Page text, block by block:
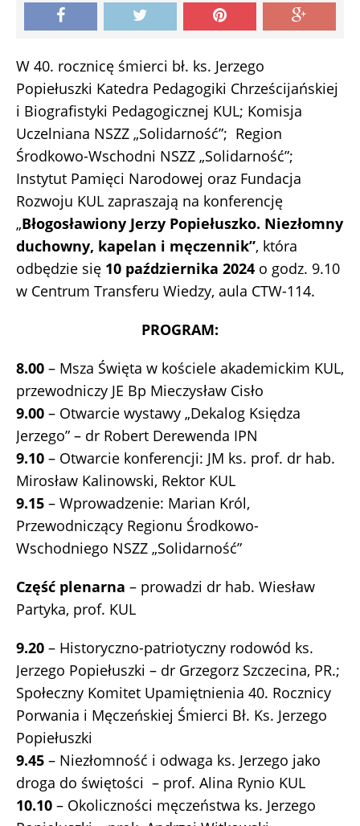
W 40. rocznicę śmierci bł. ks. Jerzego
Popiełuszki Katedra Pedagogiki Chrześcijańskiej
i Biografistyki Pedagogicznej KUL; Komisja
Uczelniana NSZZ „Solidarność”; Region
Środkowo-Wschodni NSZZ „Solidarność”;
Instytut Pamięci Narodowej oraz Fundacja
Rozwoju KUL zapraszają na konferencję
„Błogosławiony Jerzy Popiełuszko. Niezłomny
duchowny, kapelan i męczennik”, która
odbędzie się 10 października 2024 o godz. 9.10
w Centrum Transferu Wiedzy, aula CTW-114.
PROGRAM:
8.00 – Msza Święta w kościele akademickim KUL,
przewodniczy JE Bp Mieczysław Cisło
9.00 – Otwarcie wystawy „Dekalog Księdza
Jerzego” – dr Robert Derewenda IPN
9.10 – Otwarcie konferencji: JM ks. prof. dr hab.
Mirosław Kalinowski, Rektor KUL
9.15 – Wprowadzenie: Marian Król,
Przewodniczący Regionu Środkowo-
Wschodniego NSZZ „Solidarność”
Część plenarna – prowadzi dr hab. Wiesław
Partyka, prof. KUL
9.20 – Historyczno-patriotyczny rodowód ks.
Jerzego Popiełuszki – dr Grzegorz Szczecina, PR.;
Społeczny Komitet Upamiętnienia 40. Rocznicy
Porwania i Męczeńskiej Śmierci Bł. Ks. Jerzego
Popiełuszki
9.45 – Niezłomność i odwaga ks. Jerzego jako
droga do świętości – prof. Alina Rynio KUL
10.10 – Okoliczności męczeństwa ks. Jerzego